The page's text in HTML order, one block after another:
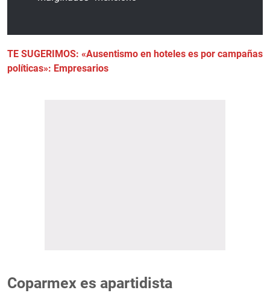
TE SUGERIMOS: «Ausentismo en hoteles es por campañas
políticas»: Empresarios
Coparmex es apartidista